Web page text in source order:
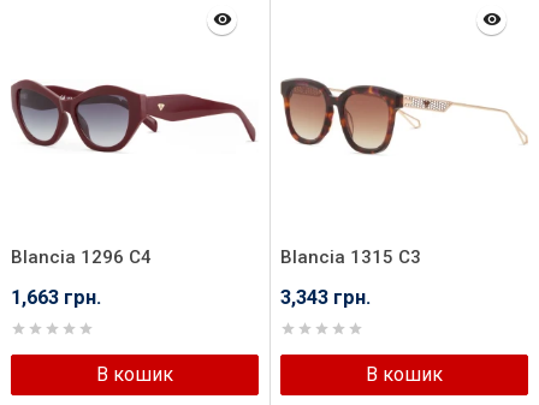
Blancia 1296 C4
1,663 грн.
В кошик
Blancia 1315 C3
3,343 грн.
В кошик